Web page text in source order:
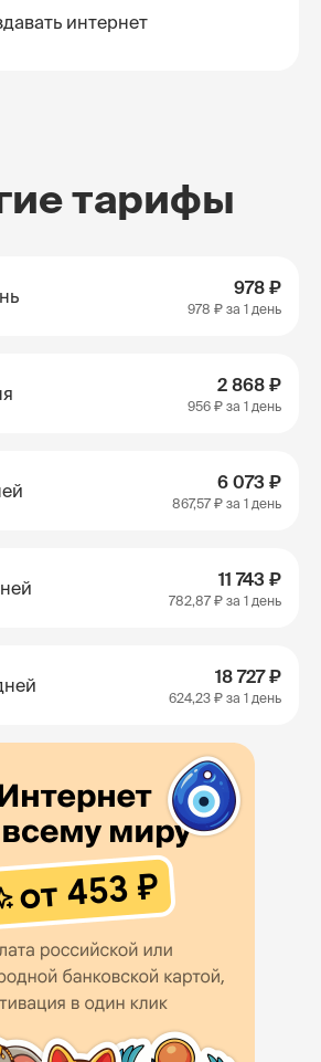
интернет
тарифы
978 ₽
978 ₽ за 1 день
2 868 ₽
956 ₽ за 1 день
6 073 ₽
867,57 ₽ за 1 день
11 743 ₽
782,87 ₽ за 1 день
18 727 ₽
624,23 ₽ за 1 день